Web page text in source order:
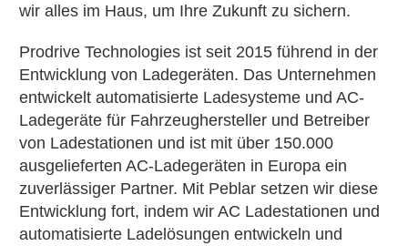
wir alles im Haus, um Ihre Zukunft zu sichern.
Prodrive Technologies ist seit 2015 führend in der
Entwicklung von Ladegeräten. Das Unternehmen
entwickelt automatisierte Ladesysteme und AC-
Ladegeräte für Fahrzeughersteller und Betreiber
von Ladestationen und ist mit über 150.000
ausgelieferten AC-Ladegeräten in Europa ein
zuverlässiger Partner. Mit Peblar setzen wir diese
Entwicklung fort, indem wir AC Ladestationen und
automatisierte Ladelösungen entwickeln und